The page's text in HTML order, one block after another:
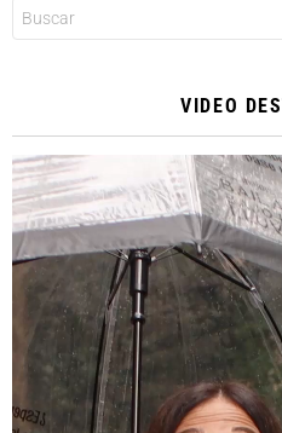
VIDEO
Reproductor
de
vídeo